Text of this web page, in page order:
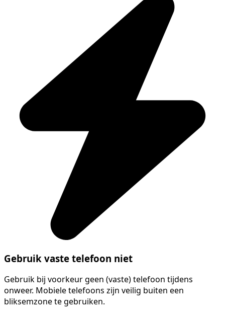
Gebruik vaste telefoon niet
Gebruik bij voorkeur geen (vaste) telefoon tijdens
onweer. Mobiele telefoons zijn veilig buiten een
bliksemzone te gebruiken.